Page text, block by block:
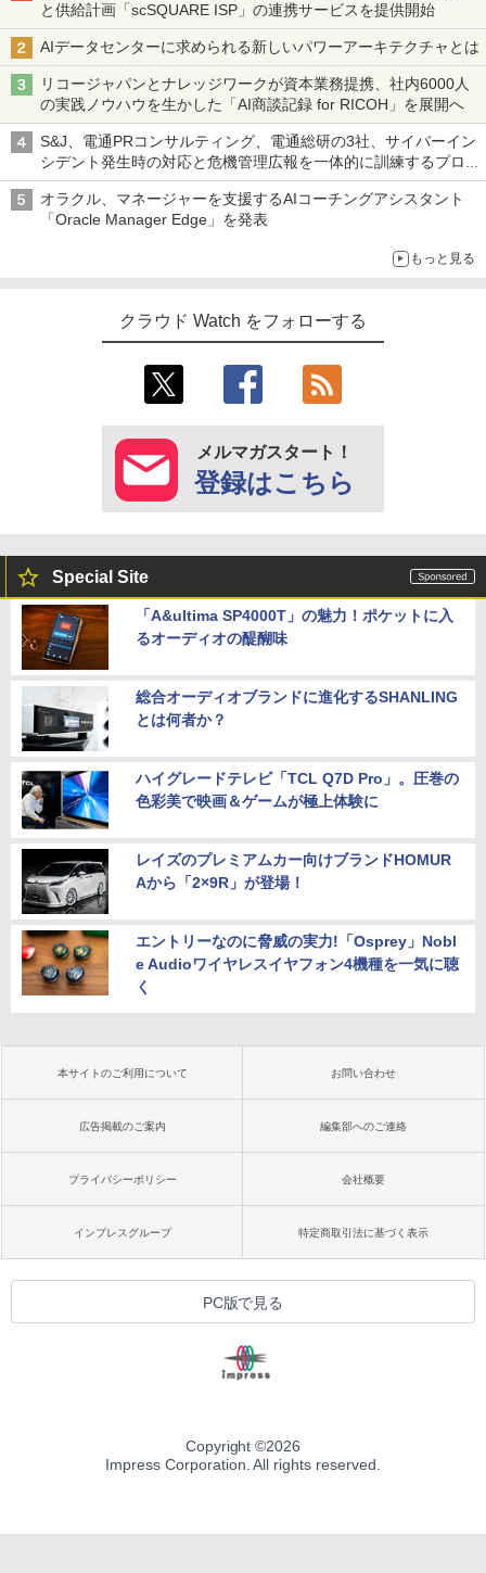
と供給計画「scSQUARE ISP」の連携サービスを提供開始
AIデータセンターに求められる新しいパワーアーキテクチャとは
リコージャパンとナレッジワークが資本業務提携、社内6000人
の実践ノウハウを生かした「AI商談記録 for RICOH」を展開へ
S&J、電通PRコンサルティング、電通総研の3社、サイバーイン
シデント発生時の対応と危機管理広報を一体的に訓練するプログ
ラムを提供
オラクル、マネージャーを支援するAIコーチングアシスタント
「Oracle Manager Edge」を発表
もっと見る
クラウド Watch をフォローする
メルマガスタート！
登録はこちら
Special Site
「A&ultima SP4000T」の魅力！ポケットに入
るオーディオの醍醐味
総合オーディオブランドに進化するSHANLING
とは何者か？
ハイグレードテレビ「TCL Q7D Pro」。圧巻の
色彩美で映画＆ゲームが極上体験に
レイズのプレミアムカー向けブランドHOMUR
Aから「2×9R」が登場！
エントリーなのに脅威の実力!「Osprey」Nobl
e Audioワイヤレスイヤフォン4機種を一気に聴
く
本サイトのご利用について お問い合わせ
広告掲載のご案内 編集部へのご連絡
プライバシーポリシー 会社概要
インプレスグループ 特定商取引法に基づく表示
PC版で見る
Copyright ©2026
Impress Corporation. All rights reserved.